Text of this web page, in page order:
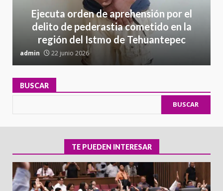
Ejecuta orden de aprehensión por el
delito de pederastia cometido en la
región del Istmo de Tehuantepec
admin 22 junio 2026
BUSCAR
BUSCAR
TE PUEDEN INTERESAR